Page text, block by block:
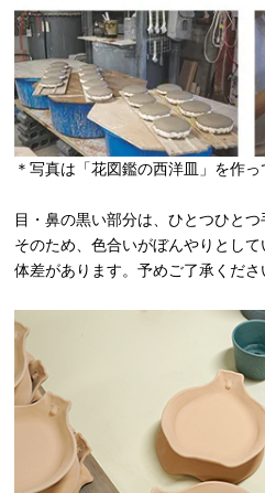
＊写真は「花図鑑の西洋皿」を作っ
目・鼻の黒い部分は、ひとつひとつ
そのため、色合いがぼんやりとし
体差があります。予めご了承くださ